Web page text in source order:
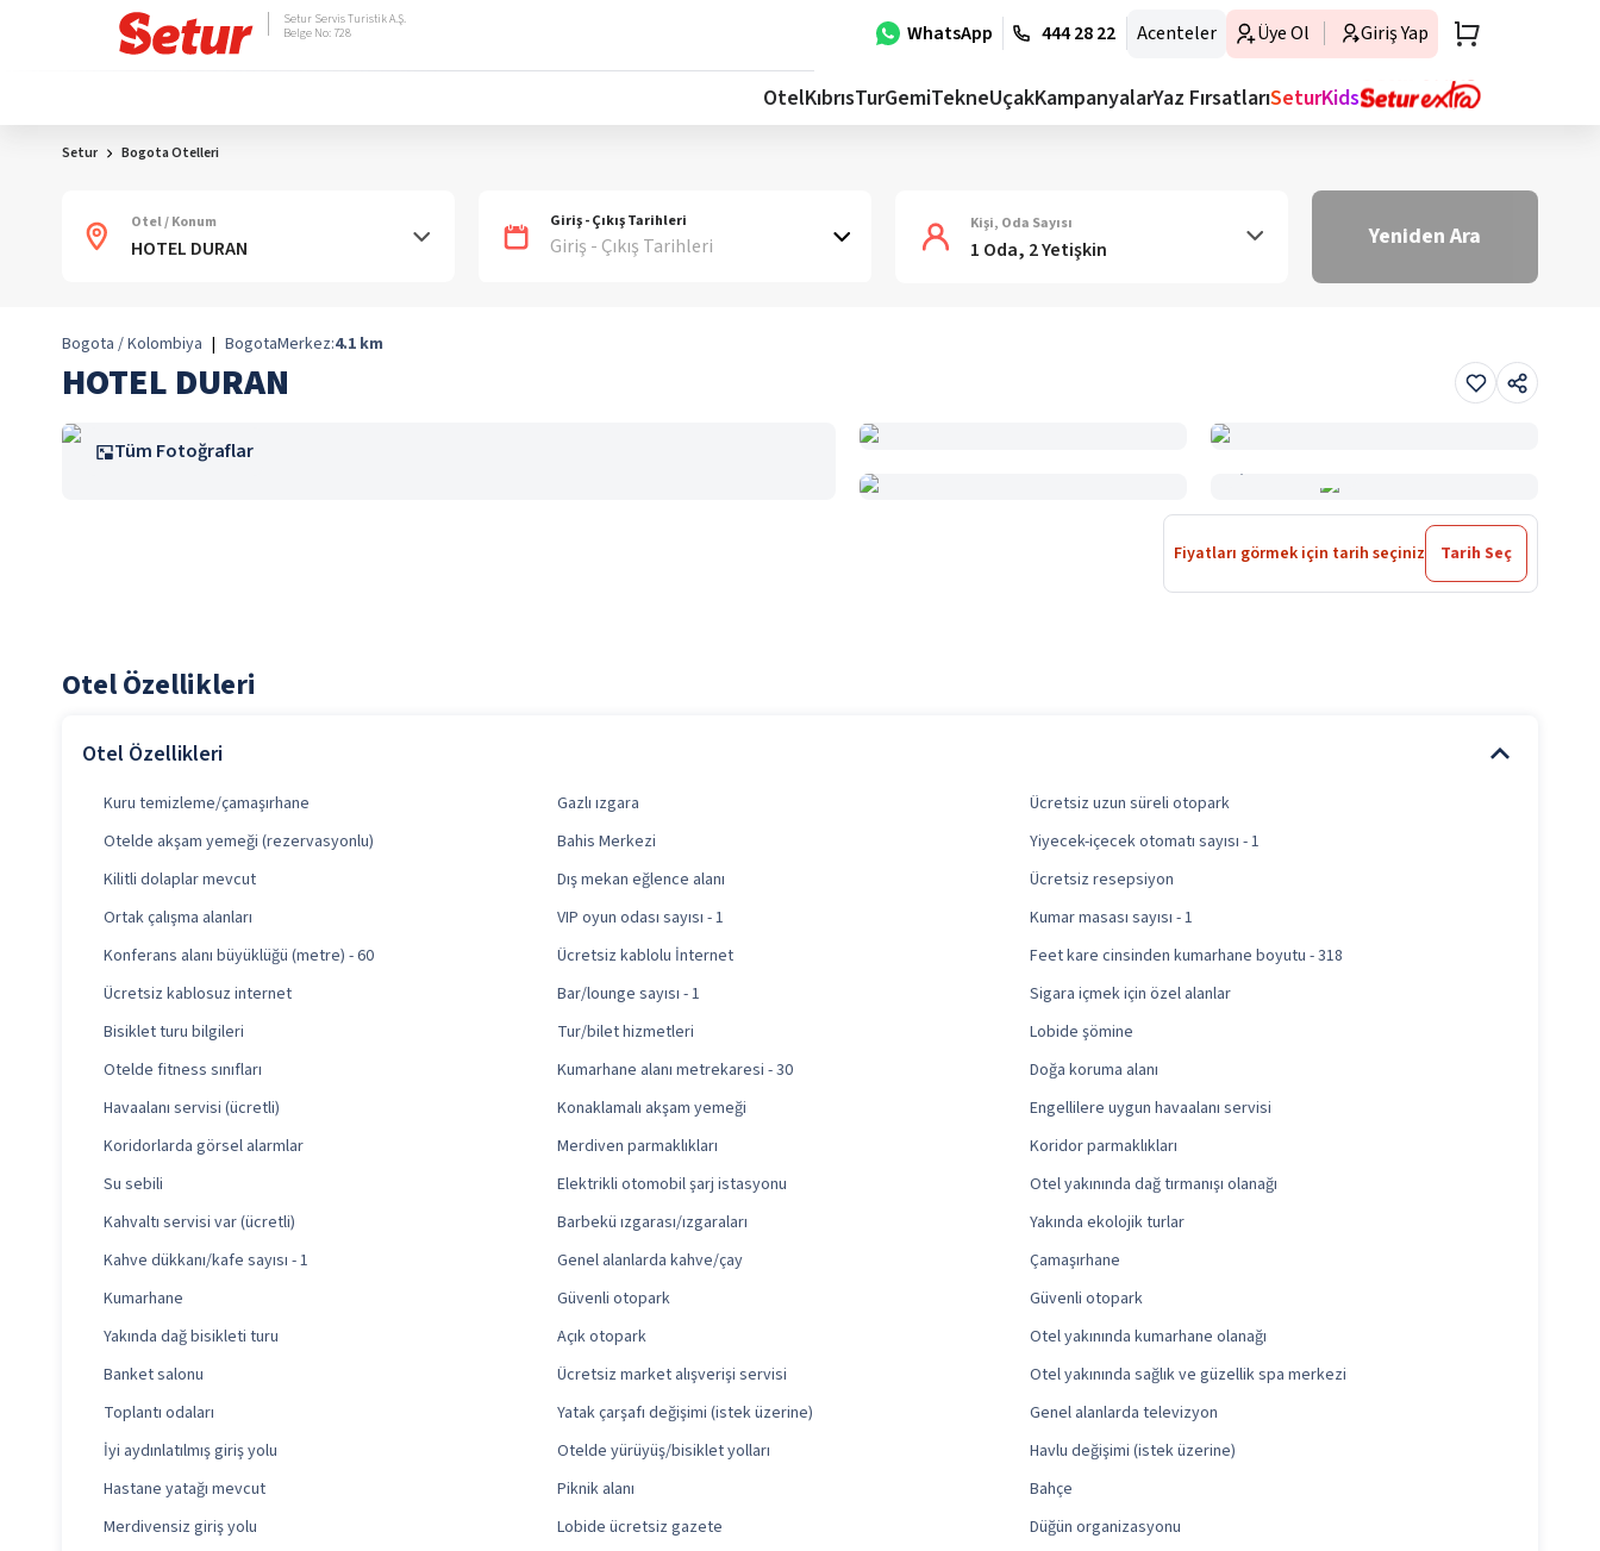
WhatsApp 444 28 22 Acenteler Üye Ol Giriş Yap
Setur Servis Turistik A.Ş.
Belge No: 728
OtelKıbrısTurGemiTekneUçakKampanyalarYaz FırsatlarıSeturKids
Setur Bogota Otelleri
Otel / Konum Giriş - Çıkış Tarihleri
Giriş - Çıkış Tarihleri
Kişi, Oda Sayısı
1 Oda, 2 Yetişkin Yeniden Ara
Bogota / Kolombiya | BogotaMerkez:4.1 km
HOTEL DURAN
Tüm Fotoğraflar
Fiyatları görmek için tarih seçiniz Tarih Seç
Otel Özellikleri
Otel Özellikleri
Kuru temizleme/çamaşırhane Gazlı ızgara
Ücretsiz uzun süreli otopark
Otelde akşam yemeği (rezervasyonlu)
Bahis Merkezi
Yiyecek-içecek otomatı sayısı - 1
Kilitli dolaplar mevcut
Dış mekan eğlence alanı
Ücretsiz resepsiyon
Ortak çalışma alanları
VIP oyun odası sayısı - 1
Kumar masası sayısı - 1
Konferans alanı büyüklüğü (metre) - 60
Ücretsiz kablolu İnternet
Feet kare cinsinden kumarhane boyutu - 318
Ücretsiz kablosuz internet
Bar/lounge sayısı - 1
Sigara içmek için özel alanlar
Bisiklet turu bilgileri
Tur/bilet hizmetleri
Lobide şömine
Otelde fitness sınıfları
Kumarhane alanı metrekaresi - 30
Doğa koruma alanı
Havaalanı servisi (ücretli)
Konaklamalı akşam yemeği
Engellilere uygun havaalanı servisi
Koridorlarda görsel alarmlar
Merdiven parmaklıkları
Koridor parmaklıkları
Su sebili
Elektrikli otomobil şarj istasyonu
Otel yakınında dağ tırmanışı olanağı
Kahvaltı servisi var (ücretli)
Barbekü ızgarası/ızgaraları
Yakında ekolojik turlar
Kahve dükkanı/kafe sayısı - 1
Genel alanlarda kahve/çay
Çamaşırhane
Kumarhane
Güvenli otopark
Güvenli otopark
Yakında dağ bisikleti turu
Açık otopark
Otel yakınında kumarhane olanağı
Banket salonu
Ücretsiz market alışverişi servisi
Otel yakınında sağlık ve güzellik spa merkezi
Toplantı odaları
Yatak çarşafı değişimi (istek üzerine)
Genel alanlarda televizyon
İyi aydınlatılmış giriş yolu
Otelde yürüyüş/bisiklet yolları
Havlu değişimi (istek üzerine)
Hastane yatağı mevcut
Piknik alanı
Bahçe
Merdivensiz giriş yolu
Lobide ücretsiz gazete
Düğün organizasyonu